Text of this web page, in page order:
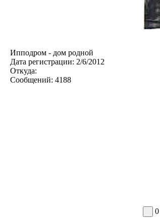
Ипподром - дом родной
Дата регистрации: 2/6/2012
Откуда:
Сообщений: 4188
0